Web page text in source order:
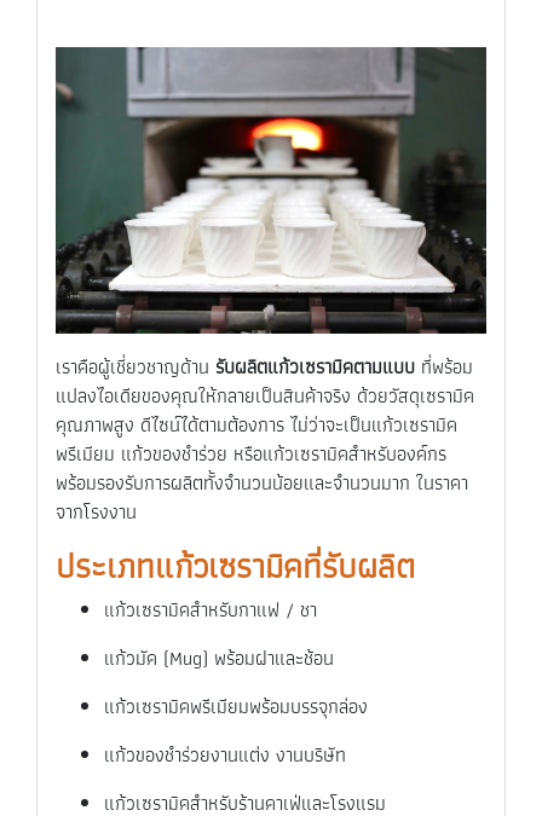
เราคือผู้เชี่ยวชาญด้าน รับผลิตแก้วเซรามิคตามแบบ ที่พร้อม
แปลงไอเดียของคุณให้กลายเป็นสินค้าจริง ด้วยวัสดุเซรามิค
คุณภาพสูง ดีไซน์ได้ตามต้องการ ไม่ว่าจะเป็นแก้วเซรามิค
พรีเมียม แก้วของชำร่วย หรือแก้วเซรามิคสำหรับองค์กร
พร้อมรองรับการผลิตทั้งจำนวนน้อยและจำนวนมาก ในราคา
จากโรงงาน
ประเภทแก้วเซรามิคที่รับผลิต
แก้วเซรามิคสำหรับกาแฟ / ชา
แก้วมัค (Mug) พร้อมฝาและช้อน
แก้วเซรามิคพรีเมียมพร้อมบรรจุกล่อง
แก้วของชำร่วยงานแต่ง งานบริษัท
แก้วเซรามิคสำหรับร้านคาเฟ่และโรงแรม